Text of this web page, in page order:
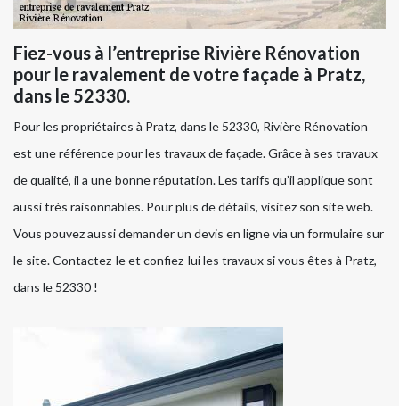
Fiez-vous à l’entreprise Rivière Rénovation
pour le ravalement de votre façade à Pratz,
dans le 52330.
Pour les propriétaires à Pratz, dans le 52330, Rivière Rénovation
est une référence pour les travaux de façade. Grâce à ses travaux
de qualité, il a une bonne réputation. Les tarifs qu’il applique sont
aussi très raisonnables. Pour plus de détails, visitez son site web.
Vous pouvez aussi demander un devis en ligne via un formulaire sur
le site. Contactez-le et confiez-lui les travaux si vous êtes à Pratz,
dans le 52330 !